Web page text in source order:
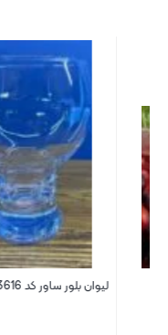
لیوان دمنوش ۰۸۰۳۰۲ دست ۱ عددی